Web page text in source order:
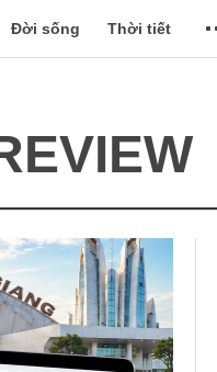
Đời sống Thời tiết